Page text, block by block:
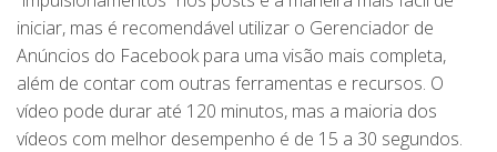
iniciar, mas é recomendável utilizar o Gerenciador de
Anúncios do Facebook para uma visão mais completa,
além de contar com outras ferramentas e recursos. O
vídeo pode durar até 120 minutos, mas a maioria dos
vídeos com melhor desempenho é de 15 a 30 segundos.